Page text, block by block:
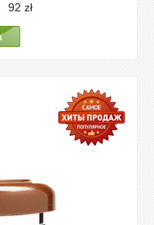
92 zł